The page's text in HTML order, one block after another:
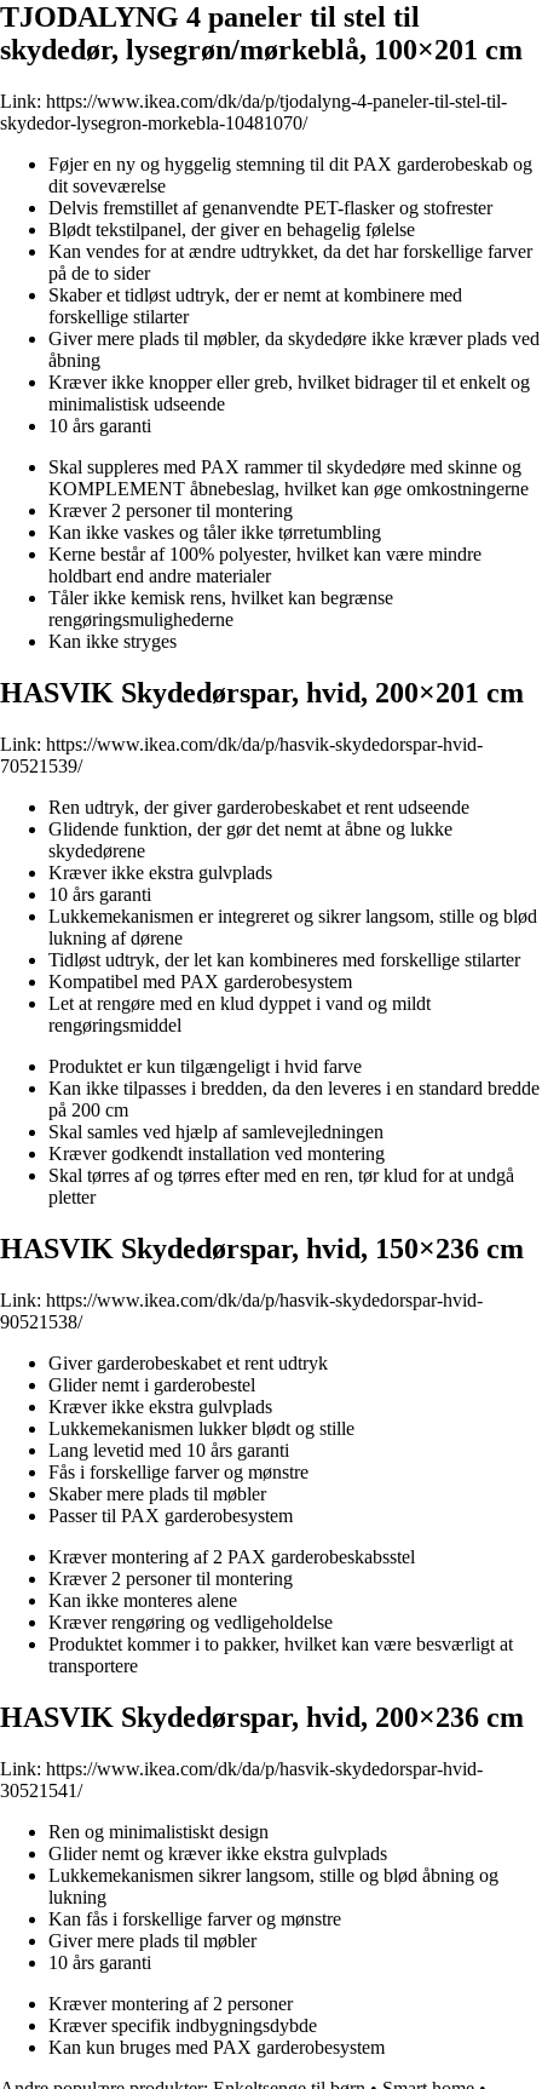
TJODALYNG 4 paneler til stel til
skydedør, lysegrøn/mørkeblå, 100×201 cm
Link: https://www.ikea.com/dk/da/p/tjodalyng-4-paneler-til-stel-til-
skydedor-lysegron-morkebla-10481070/
Føjer en ny og hyggelig stemning til dit PAX garderobeskab og
dit soveværelse
Delvis fremstillet af genanvendte PET-flasker og stofrester
Blødt tekstilpanel, der giver en behagelig følelse
Kan vendes for at ændre udtrykket, da det har forskellige farver
på de to sider
Skaber et tidløst udtryk, der er nemt at kombinere med
forskellige stilarter
Giver mere plads til møbler, da skydedøre ikke kræver plads ved
åbning
Kræver ikke knopper eller greb, hvilket bidrager til et enkelt og
minimalistisk udseende
10 års garanti
Skal suppleres med PAX rammer til skydedøre med skinne og
KOMPLEMENT åbnebeslag, hvilket kan øge omkostningerne
Kræver 2 personer til montering
Kan ikke vaskes og tåler ikke tørretumbling
Kerne består af 100% polyester, hvilket kan være mindre
holdbart end andre materialer
Tåler ikke kemisk rens, hvilket kan begrænse
rengøringsmulighederne
Kan ikke stryges
HASVIK Skydedørspar, hvid, 200×201 cm
Link: https://www.ikea.com/dk/da/p/hasvik-skydedorspar-hvid-
70521539/
Ren udtryk, der giver garderobeskabet et rent udseende
Glidende funktion, der gør det nemt at åbne og lukke
skydedørene
Kræver ikke ekstra gulvplads
10 års garanti
Lukkemekanismen er integreret og sikrer langsom, stille og blød
lukning af dørene
Tidløst udtryk, der let kan kombineres med forskellige stilarter
Kompatibel med PAX garderobesystem
Let at rengøre med en klud dyppet i vand og mildt
rengøringsmiddel
Produktet er kun tilgængeligt i hvid farve
Kan ikke tilpasses i bredden, da den leveres i en standard bredde
på 200 cm
Skal samles ved hjælp af samlevejledningen
Kræver godkendt installation ved montering
Skal tørres af og tørres efter med en ren, tør klud for at undgå
pletter
HASVIK Skydedørspar, hvid, 150×236 cm
Link: https://www.ikea.com/dk/da/p/hasvik-skydedorspar-hvid-
90521538/
Giver garderobeskabet et rent udtryk
Glider nemt i garderobestel
Kræver ikke ekstra gulvplads
Lukkemekanismen lukker blødt og stille
Lang levetid med 10 års garanti
Fås i forskellige farver og mønstre
Skaber mere plads til møbler
Passer til PAX garderobesystem
Kræver montering af 2 PAX garderobeskabsstel
Kræver 2 personer til montering
Kan ikke monteres alene
Kræver rengøring og vedligeholdelse
Produktet kommer i to pakker, hvilket kan være besværligt at
transportere
HASVIK Skydedørspar, hvid, 200×236 cm
Link: https://www.ikea.com/dk/da/p/hasvik-skydedorspar-hvid-
30521541/
Ren og minimalistiskt design
Glider nemt og kræver ikke ekstra gulvplads
Lukkemekanismen sikrer langsom, stille og blød åbning og
lukning
Kan fås i forskellige farver og mønstre
Giver mere plads til møbler
10 års garanti
Kræver montering af 2 personer
Kræver specifik indbygningsdybde
Kan kun bruges med PAX garderobesystem